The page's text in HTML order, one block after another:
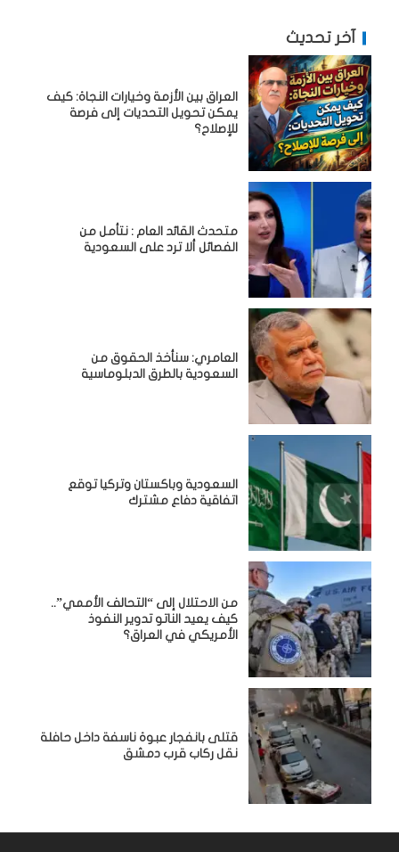
آخر تحديث
العراق بين الأزمة وخيارات النجاة: كيف
يمكن تحويل التحديات إلى فرصة
للإصلاح؟
متحدث القائد العام : نتأمل من
الفصائل ألا ترد على السعودية
العامري: سنأخذ الحقوق من
السعودية بالطرق الدبلوماسية
السعودية وباكستان وتركيا توقع
اتفاقية دفاع مشترك
من الاحتلال إلى “التحالف الأممي”..
كيف يعيد الناتو تدوير النفوذ
الأمريكي في العراق؟
قتلى بانفجار عبوة ناسفة داخل حافلة
نقل ركاب قرب دمشق